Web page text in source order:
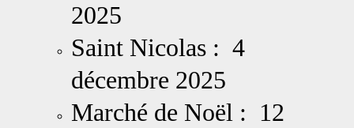
2025
Saint Nicolas : 4
décembre 2025
Marché de Noël : 12